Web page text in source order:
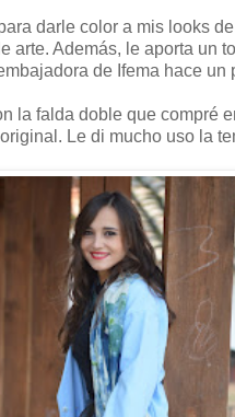
darle color a mis looks
arte. Además, le aporta un
de Ifema hace un
la falda doble que compré
Le di mucho uso la